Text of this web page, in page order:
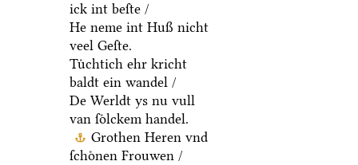
ick int beſte /
He neme int Huß nicht
veel Geſte.
Tuͤchtich ehr kricht
baldt ein wandel /
De Werldt ys nu vull
van ſoͤlckem handel.
Grothen Heren vnd
ſchoͤnen Frouwen /